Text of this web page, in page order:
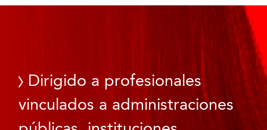
Dirigido a profesionales
vinculados a administraciones